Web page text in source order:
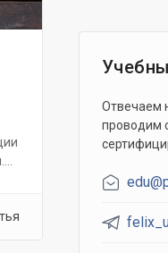
Отвечаем
проводим